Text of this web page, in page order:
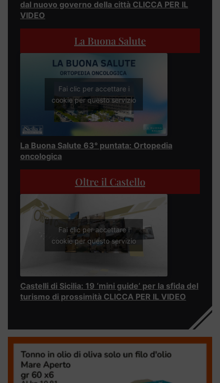
dal nuovo governo della città CLICCA PER IL
VIDEO
La Buona Salute
Fai clic per accettare i
cookie per questo servizio
La Buona Salute 63° puntata: Ortopedia
oncologica
Oltre il Castello
Fai clic per accettare i
cookie per questo servizio
Castelli di Sicilia: 19 ‘mini guide’ per la sfida del
turismo di prossimità CLICCA PER IL VIDEO